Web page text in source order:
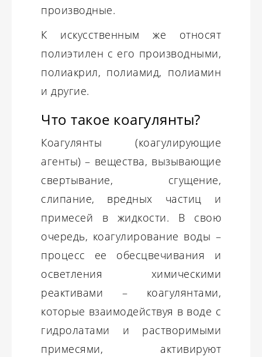
производные.
К искусственным же относят
полиэтилен с его производными,
полиакрил, полиамид, полиамин
и другие.
Что такое коагулянты?
Коагулянты (коагулирующие
агенты) – вещества, вызывающие
свертывание, сгущение,
слипание, вредных частиц и
примесей в жидкости. В свою
очередь, коагулирование воды –
процесс ее обесцвечивания и
осветления химическими
реактивами – коагулянтами,
которые взаимодействуя в воде с
гидролатами и растворимыми
примесями, активируют